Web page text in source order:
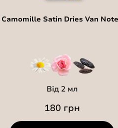
Camomille Satin Dries Van
Від 2 мл
180 грн